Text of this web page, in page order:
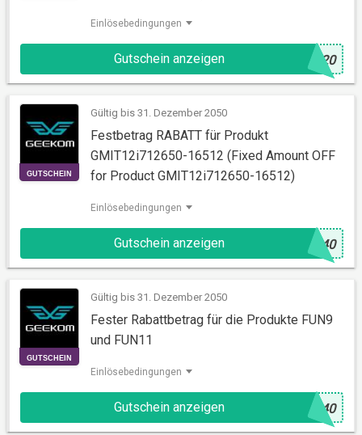
Einlösebedingungen
Gutschein anzeigen @ F20
Gültig bis 31. Dezember 2050
Festbetrag RABATT für Produkt
GMIT12i712650-16512 (Fixed Amount OFF
for Product GMIT12i712650-16512)
Einlösebedingungen
Gutschein anzeigen @ F40
Gültig bis 31. Dezember 2050
Fester Rabattbetrag für die Produkte FUN9
und FUN11
Einlösebedingungen
Gutschein anzeigen @ N40